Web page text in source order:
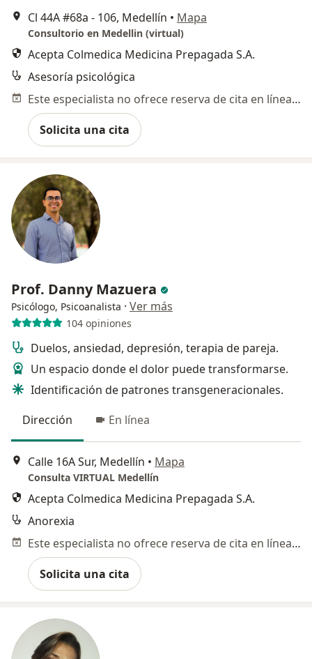
Cl 44A #68a - 106, Medellín • Mapa
Consultorio en Medellin (virtual)
Acepta Colmedica Medicina Prepagada S.A.
Asesoría psicológica
Este especialista no ofrece reserva de cita en línea en esta dirección.
Solicita una cita
Prof. Danny Mazuera
Psicólogo, Psicoanalista · Ver más
104 opiniones
Duelos, ansiedad, depresión, terapia de pareja.
Un espacio donde el dolor puede transformarse.
Identificación de patrones transgeneracionales.
Dirección
En línea
Calle 16A Sur, Medellín • Mapa
Consulta VIRTUAL Medellín
Acepta Colmedica Medicina Prepagada S.A.
Anorexia
Este especialista no ofrece reserva de cita en línea en esta dirección.
Solicita una cita